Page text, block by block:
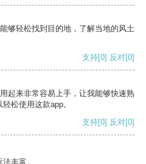
够轻松找到目的地，了解当地的风土
支持[0] 反对[0]
起来非常容易上手，让我能够快速熟
松使用这款app。
支持[0] 反对[0]
丰富。